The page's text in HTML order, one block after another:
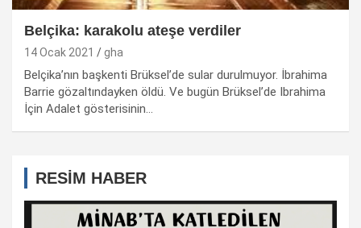
Belçika: karakolu ateşe verdiler
14 Ocak 2021 gha
Belçika’nın başkenti Brüksel’de sular durulmuyor. İbrahima
Barrie gözaltındayken öldü. Ve bugün Brüksel’de Ibrahima
İçin Adalet gösterisinin…
RESİM HABER